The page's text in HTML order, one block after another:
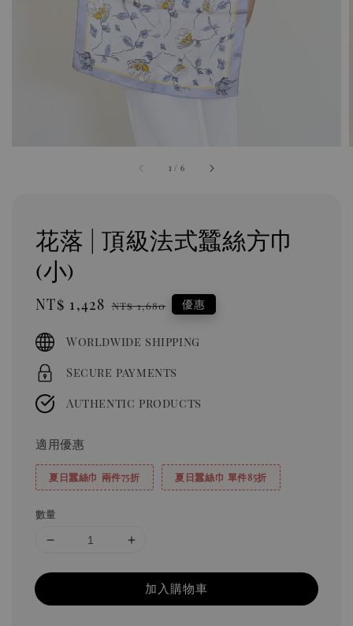
1 / 6
花落 | 頂級法式蠶絲方巾
(小)
Sale
NT$ 1,428 Regular
NT$ 1,680 優惠
Worldwide shipping
Secure payments
Authentic products
適用優惠
夏日蠶絲巾 兩件75折 夏日蠶絲巾 單件85折
數量
加入購物車